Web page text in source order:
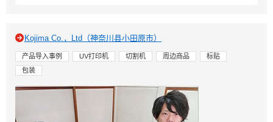
Kojima Co.，Ltd（神奈川县小田原市）
产品导入事例 UV打印机 切割机 周边商品
标贴
包装